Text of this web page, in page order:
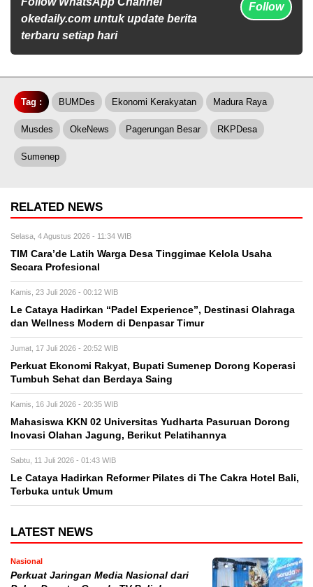
okedaily.com untuk update berita
terbaru setiap hari
Follow
Tag : BUMDes Ekonomi Kerakyatan Madura Raya
Musdes OkeNews Pagerungan Besar RKPDesa
Sumenep
RELATED NEWS
Selasa, 4 Agustus 2026 - 11:34 WIB
TIM Cara’de Latih Warga Desa Tinggimae Kelola Usaha
Secara Profesional
Kamis, 23 Juli 2026 - 00:12 WIB
Le Cataya Hadirkan “Padel Experience”, Destinasi Olahraga
dan Wellness Modern di Denpasar Timur
Jumat, 17 Juli 2026 - 20:52 WIB
Perkuat Ekonomi Rakyat, Bupati Sumenep Dorong Koperasi
Tumbuh Sehat dan Berdaya Saing
Kamis, 16 Juli 2026 - 20:35 WIB
Mahasiswa KKN 02 Universitas Yudharta Pasuruan Dorong
Inovasi Olahan Jagung, Berikut Pelatihannya
Sabtu, 11 Juli 2026 - 01:43 WIB
Le Cataya Hadirkan Reformer Pilates di The Cakra Hotel Bali,
Terbuka untuk Umum
LATEST NEWS
Nasional
Perkuat Jaringan Media Nasional dari